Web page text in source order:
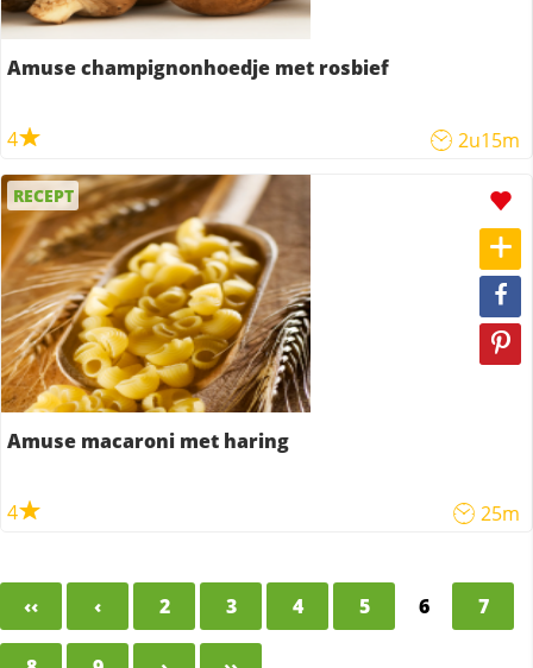
Amuse champignonhoedje met rosbief
4 2u15m
RECEPT
Amuse macaroni met haring
4 25m
‹‹ ‹ 2 3 4 5 6 7